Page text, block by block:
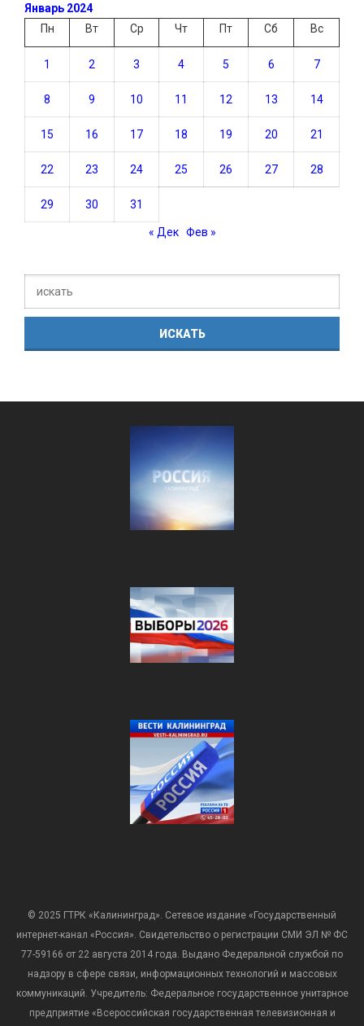
Январь 2024
Пн
Вт Ср Чт Пт Сб Вс
1 2 3 4 5 6 7
8 9 10 11 12 13 14
15 16 17 18 19 20 21
22 23 24 25 26 27 28
29 30 31
« Дек Фев »
© 2025 ГТРК «Калининград». Сетевое издание «Государственный
интернет-канал «Россия». Свидетельство о регистрации СМИ ЭЛ № ФС
77-59166 от 22 августа 2014 года. Выдано Федеральной службой по
надзору в сфере связи, информационных технологий и массовых
коммуникаций. Учредитель: Федеральное государственное унитарное
предприятие «Всероссийская государственная телевизионная и